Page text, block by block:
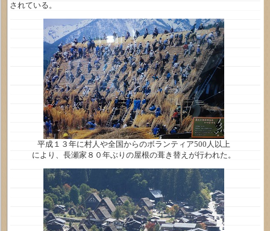
されている。
平成１３年に村人や全国からのボランティア500人以上
により、長瀬家８０年ぶりの屋根の葺き替えが行われた。